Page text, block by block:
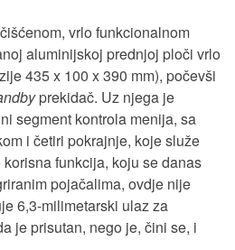
vrlo funkcionalnom
aluminijskoj prednjoj ploči vrlo
435 x 100 x 390 mm), počevši
prekidač. Uz njega je
segment kontrola menija, sa
i četiri pokrajnje, koje služe
funkcija, koju se danas
pojačalima, ovdje nije
6,3-milimetarski ulaz za
je prisutan, nego je, čini se, i